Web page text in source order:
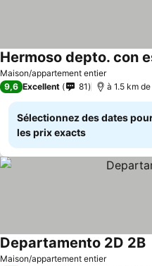
Maison/appartement entier
Hermoso depto. con
9,6 Excellent 81 à 1.5 km
Sélectionnez des dates
les prix exacts
Maison/appartement entier
Departamento 2D 2B